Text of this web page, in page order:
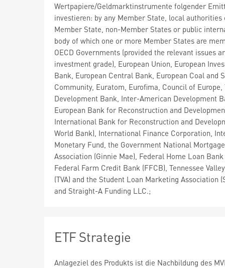
Wertpapiere/Geldmarktinstrumente folgender
investieren: by any Member State, local authorities
Member State, non-Member States or public
body of which one or more Member States are
OECD Governments (provided the relevant issues
investment grade), European Union, European
Bank, European Central Bank, European Coal and
Community, Euratom, Eurofima, Council of Europe,
Development Bank, Inter-American Development
European Bank for Reconstruction and
International Bank for Reconstruction and
World Bank), International Finance Corporation,
Monetary Fund, the Government National Mortgage
Association (Ginnie Mae), Federal Home Loan
Federal Farm Credit Bank (FFCB), Tennessee
(TVA) and the Student Loan Marketing Association
and Straight-A Funding LLC.;
ETF Strategie
Anlageziel des Produkts ist die Nachbildung des